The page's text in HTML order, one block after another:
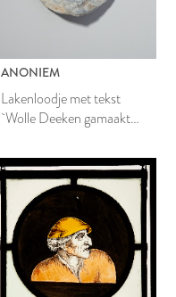
ANONIEM
Lakenloodje met tekst
`Wolle Deeken gamaakt